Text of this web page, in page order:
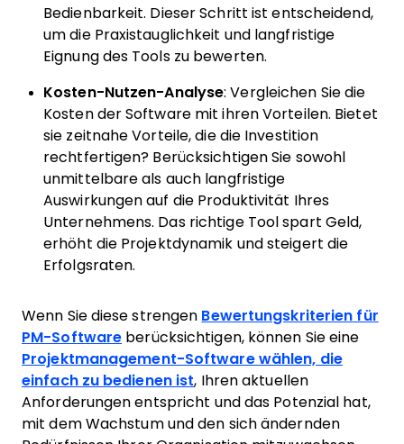
Bedienbarkeit. Dieser Schritt ist entscheidend,
um die Praxistauglichkeit und langfristige
Eignung des Tools zu bewerten.
Kosten-Nutzen-Analyse: Vergleichen Sie die
Kosten der Software mit ihren Vorteilen. Bietet
sie zeitnahe Vorteile, die die Investition
rechtfertigen? Berücksichtigen Sie sowohl
unmittelbare als auch langfristige
Auswirkungen auf die Produktivität Ihres
Unternehmens. Das richtige Tool spart Geld,
erhöht die Projektdynamik und steigert die
Erfolgsraten.
Wenn Sie diese strengen Bewertungskriterien für
PM-Software berücksichtigen, können Sie eine
Projektmanagement-Software wählen, die
einfach zu bedienen ist, Ihren aktuellen
Anforderungen entspricht und das Potenzial hat,
mit dem Wachstum und den sich ändernden